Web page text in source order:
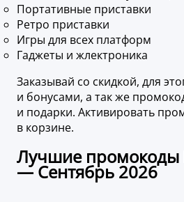
Портативные приставки
Ретро приставки
Игры для всех платформ
Гаджеты и жлектроника
Заказывай со скидкой, для
и бонусами, а так же
и подарки. Активировать
в корзине.
Лучшие промокоды
— Сентябрь 2026